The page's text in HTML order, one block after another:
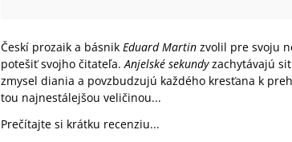
Českí prozaik a básnikEduard Martin zvolil pre svoju
potešiť svojho čitateľa. Anjelské sekundyzachytávajú
zmysel diania a povzbudzujú každého kresťana k
tou najnestálejšou veličinou...
Prečítajte si krátku recenziu...